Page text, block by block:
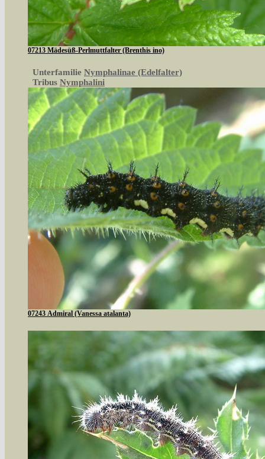
07213 Mädesüß-Perlmuttfalter (Brenthis ino)
Unterfamilie Nymphalinae (Edelfalter)
Tribus Nymphalini
07243 Admiral (Vanessa atalanta)